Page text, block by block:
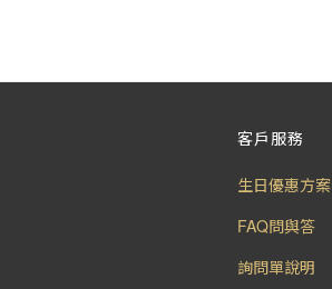
客戶服務
生日優惠方案
FAQ問與答
詢問單說明